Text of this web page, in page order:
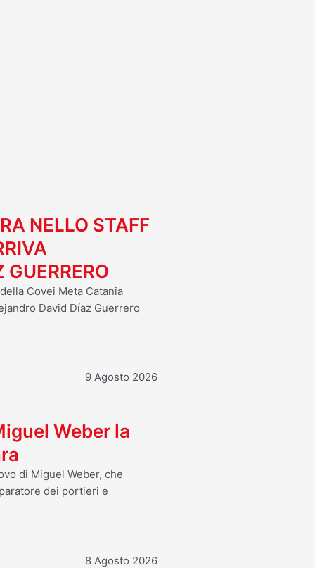
NELLO STAFF
Covei Meta Catania
David Díaz Guerrero
9 Agosto 2026
Weber la
di Miguel Weber, che
dei portieri e
8 Agosto 2026